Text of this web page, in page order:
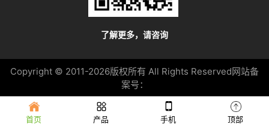
了解更多，请咨询
Copyright © 2011-2026版权所有 All Rights Reserved网站备
案号：
首页 产品 手机 顶部